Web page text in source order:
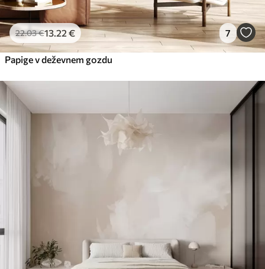
22.03€13 .22 € 7
Papige v deževnem gozdu